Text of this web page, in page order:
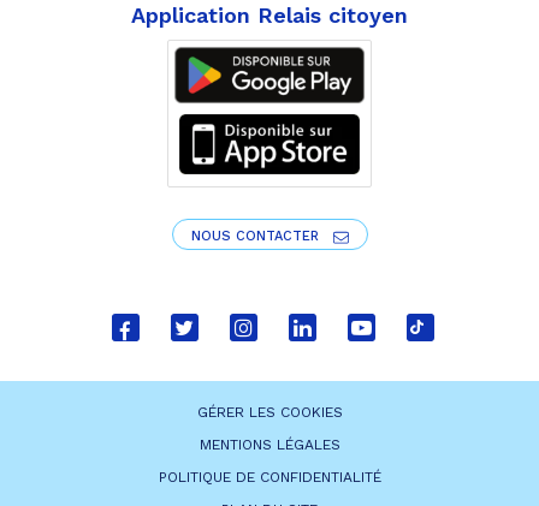
Lien
Facebook
Lien
Twitter
Lien
Instagram
Lien
Linkedin
Lien
Lien
Application Relais citoyen
NOUS CONTACTER
GÉRER LES COOKIES
MENTIONS LÉGALES
POLITIQUE DE CONFIDENTIALITÉ